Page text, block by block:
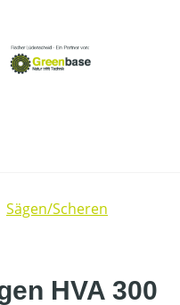
Sägen/Scheren
HVA 300